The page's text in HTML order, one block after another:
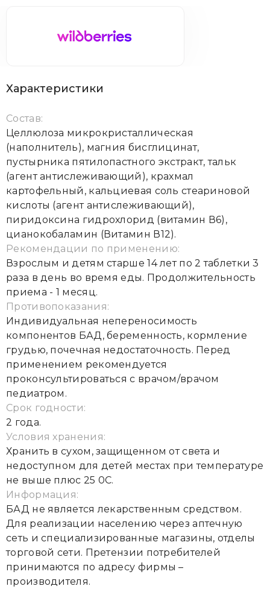
Характеристики
Состав:
Целлюлоза микрокристаллическая
(наполнитель), магния бисглицинат,
пустырника пятилопастного экстракт, тальк
(агент антислеживающий), крахмал
картофельный, кальциевая соль стеариновой
кислоты (агент антислеживающий),
пиридоксина гидрохлорид (витамин В6),
цианокобаламин (Витамин В12).
Рекомендации по применению:
Взрослым и детям старше 14 лет по 2 таблетки 3
раза в день во время еды. Продолжительность
приема - 1 месяц.
Противопоказания:
Индивидуальная непереносимость
компонентов БАД, беременность, кормление
грудью, почечная недостаточность. Перед
применением рекомендуется
проконсультироваться с врачом/врачом
педиатром.
Срок годности:
2 года.
Условия хранения:
Хранить в сухом, защищенном от света и
недоступном для детей местах при температуре
не выше плюс 25 0С.
Информация:
БАД не является лекарственным средством.
Для реализации населению через аптечную
сеть и специализированные магазины, отделы
торговой сети. Претензии потребителей
принимаются по адресу фирмы –
производителя.